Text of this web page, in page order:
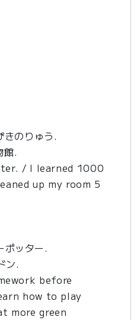
のりゅう.
館.
/ I learned 1000
up my room 5
ッター.
ン.
before
how to play
more green